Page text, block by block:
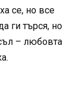
се, но все
ги търся, но
– любовта